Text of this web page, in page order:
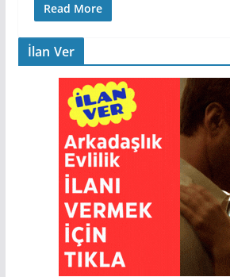
Read More
İlan Ver